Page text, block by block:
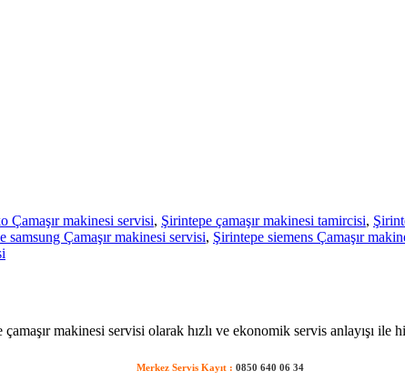
Çamaşır makinesi servisi, Şirintepe çamaşır makinesi tamircisi,
samsung Çamaşır makinesi servisi, Şirintepe siemens Çamaşır
çamaşır makinesi servisi olarak hızlı ve ekonomik servis anlayışı ile
Merkez Servis Kayıt : 0850 640 06 34